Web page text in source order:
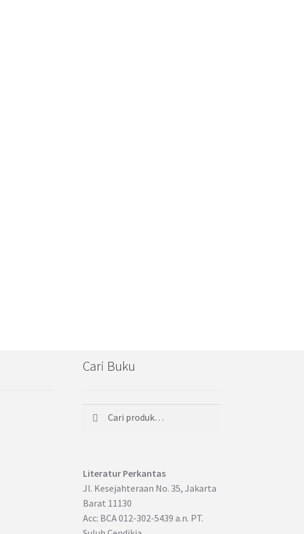
Cari Buku
Pencarian
Literatur Perkantas
Jl. Kesejahteraan No. 35, Jakarta
Barat 11130
Acc: BCA 012-302-5439 a.n. PT.